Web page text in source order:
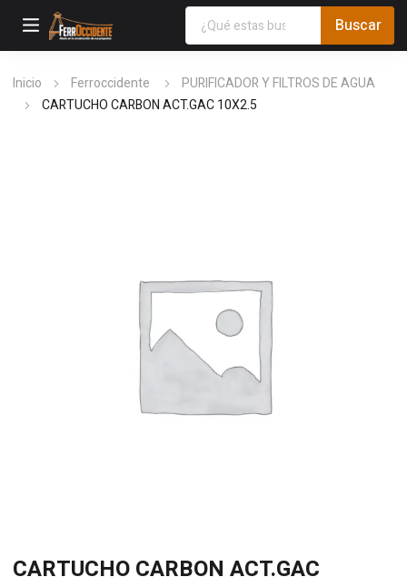
Inicio Ferroccidente
PURIFICADOR Y FILTROS DE AGUA
CARTUCHO CARBON ACT.GAC 10X2.5
CARTUCHO CARBON ACT.GAC